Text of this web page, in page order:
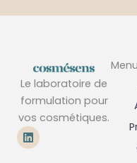
Le laboratoire de
formulation pour
vos cosmétiques.
L
i
n
Menu